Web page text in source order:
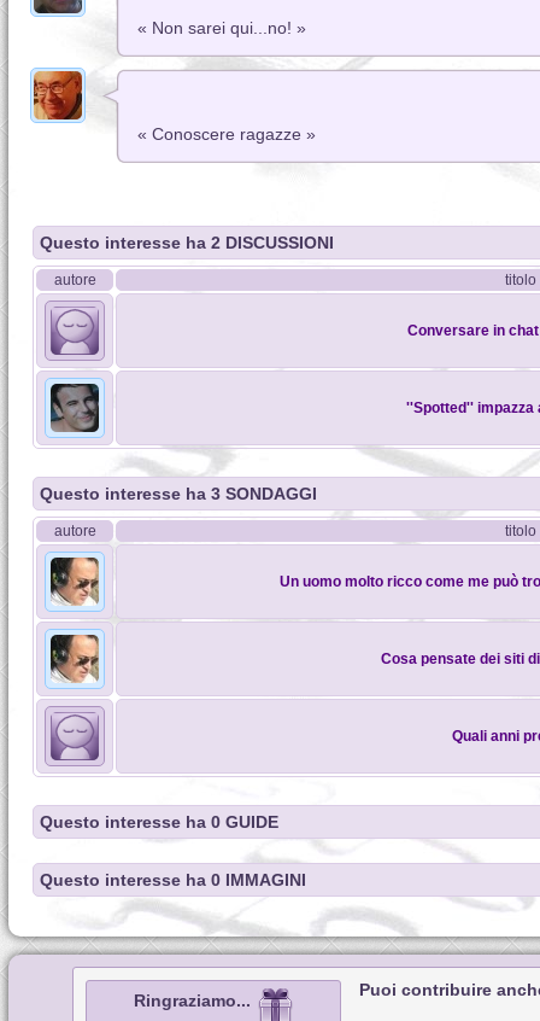
« Non sarei qui...no! »
« Conoscere ragazze »
Questo interesse ha 2 DISCUSSIONI
autore titolo
Conversare in
''Spotted'' impazza
Questo interesse ha 3 SONDAGGI
autore titolo
Un uomo molto ricco come me può
Cosa pensate dei siti
Quali anni
Questo interesse ha 0 GUIDE
Questo interesse ha 0 IMMAGINI
Ringraziamo...
Puoi contribuire